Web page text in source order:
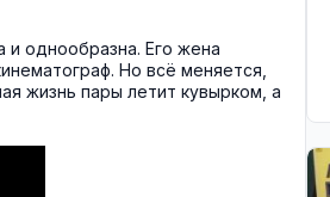
и однообразна. Его жена
Но всё меняется,
жизнь пары летит кувырком, а